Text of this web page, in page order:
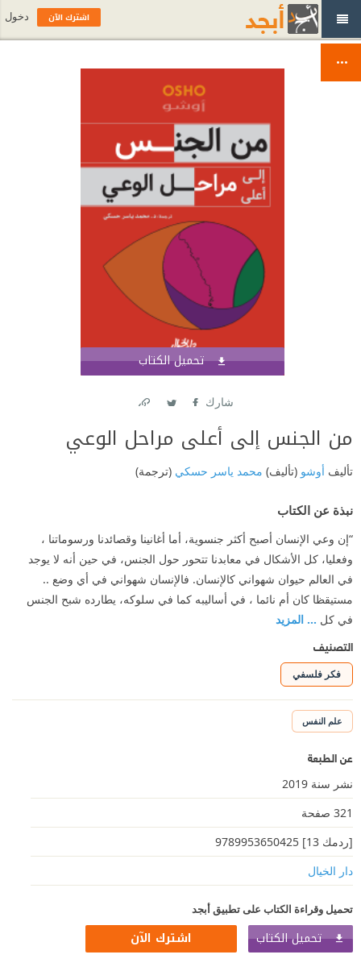
تحميل الكتاب
شارك
من الجنس إلى أعلى مراحل الوعي
تأليف أوشو (تأليف) محمد ياسر حسكي (ترجمة)
نبذة عن الكتاب
“إن وعي الإنسان أصبح أكثر جنسوية، أما أغانينا وقصائدنا ورسوماتنا ،
وفعليا، كل الأشكال في معابدنا تتحور حول الجنس، في حين أنه لا يوجد
في العالم حيوان شهواني كالإنسان. فالإنسان شهواني في أي وضع ..
مستيقظا كان أم نائما ، في أساليبه كما في سلوكه، يطارده شبح الجنس
في كل ... المزيد
التصنيف
فكر فلسفي
علم النفس
عن الطبعة
نشر سنة 2019
321 صفحة
[ردمك 13] 9789953650425
دار الخيال
تحميل وقراءة الكتاب على تطبيق أبجد
تحميل الكتاب اشترك الآن
اشترك الآن دخول